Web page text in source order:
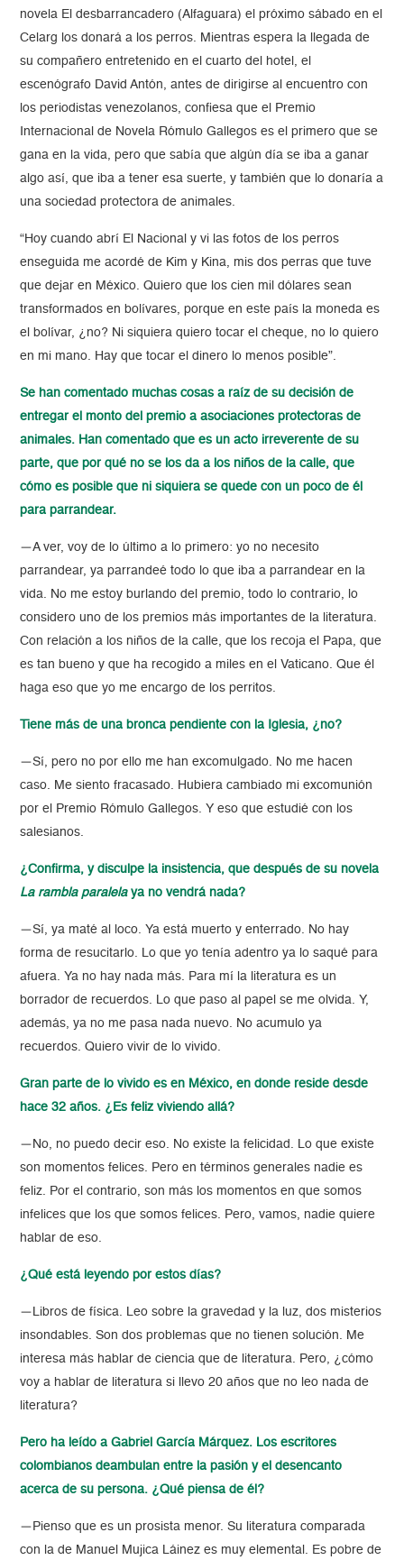
novela El desbarrancadero (Alfaguara) el próximo sábado en el
Celarg los donará a los perros. Mientras espera la llegada de
su compañero entretenido en el cuarto del hotel, el
escenógrafo David Antón, antes de dirigirse al encuentro con
los periodistas venezolanos, confiesa que el Premio
Internacional de Novela Rómulo Gallegos es el primero que se
gana en la vida, pero que sabía que algún día se iba a ganar
algo así, que iba a tener esa suerte, y también que lo donaría a
una sociedad protectora de animales.
“Hoy cuando abrí El Nacional y vi las fotos de los perros
enseguida me acordé de Kim y Kina, mis dos perras que tuve
que dejar en México. Quiero que los cien mil dólares sean
transformados en bolívares, porque en este país la moneda es
el bolívar, ¿no? Ni siquiera quiero tocar el cheque, no lo quiero
en mi mano. Hay que tocar el dinero lo menos posible”.
Se han comentado muchas cosas a raíz de su decisión de
entregar el monto del premio a asociaciones protectoras de
animales. Han comentado que es un acto irreverente de su
parte, que por qué no se los da a los niños de la calle, que
cómo es posible que ni siquiera se quede con un poco de él
para parrandear.
—A ver, voy de lo último a lo primero: yo no necesito
parrandear, ya parrandeé todo lo que iba a parrandear en la
vida. No me estoy burlando del premio, todo lo contrario, lo
considero uno de los premios más importantes de la literatura.
Con relación a los niños de la calle, que los recoja el Papa, que
es tan bueno y que ha recogido a miles en el Vaticano. Que él
haga eso que yo me encargo de los perritos.
Tiene más de una bronca pendiente con la Iglesia, ¿no?
—Sí, pero no por ello me han excomulgado. No me hacen
caso. Me siento fracasado. Hubiera cambiado mi excomunión
por el Premio Rómulo Gallegos. Y eso que estudié con los
salesianos.
¿Confirma, y disculpe la insistencia, que después de su novela
La rambla paralelaya no vendrá nada?
—Sí, ya maté al loco. Ya está muerto y enterrado. No hay
forma de resucitarlo. Lo que yo tenía adentro ya lo saqué para
afuera. Ya no hay nada más. Para mí la literatura es un
borrador de recuerdos. Lo que paso al papel se me olvida. Y,
además, ya no me pasa nada nuevo. No acumulo ya
recuerdos. Quiero vivir de lo vivido.
Gran parte de lo vivido es en México, en donde reside desde
hace 32 años. ¿Es feliz viviendo allá?
—No, no puedo decir eso. No existe la felicidad. Lo que existe
son momentos felices. Pero en términos generales nadie es
feliz. Por el contrario, son más los momentos en que somos
infelices que los que somos felices. Pero, vamos, nadie quiere
hablar de eso.
¿Qué está leyendo por estos días?
—Libros de física. Leo sobre la gravedad y la luz, dos misterios
insondables. Son dos problemas que no tienen solución. Me
interesa más hablar de ciencia que de literatura. Pero, ¿cómo
voy a hablar de literatura si llevo 20 años que no leo nada de
literatura?
Pero ha leído a Gabriel García Márquez. Los escritores
colombianos deambulan entre la pasión y el desencanto
acerca de su persona. ¿Qué piensa de él?
—Pienso que es un prosista menor. Su literatura comparada
con la de Manuel Mujica Láinez es muy elemental. Es pobre de